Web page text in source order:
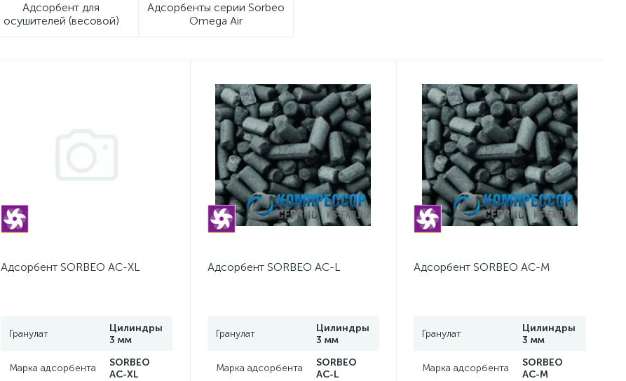
Адсорбент для
осушителей (весовой)
Адсорбенты серии Sorbeo
Omega Air
Адсорбент SORBEO AC-XL
Гранулат
Цилиндры
3 мм
Марка адсорбента
SORBEO
AC-XL
Адсорбент SORBEO AC-L
Гранулат
Цилиндры
3 мм
Марка адсорбента
SORBEO
AC-L
Адсорбент SORBEO AC-M
Гранулат
Цилиндры
3 мм
Марка адсорбента
SORBEO
AC-M